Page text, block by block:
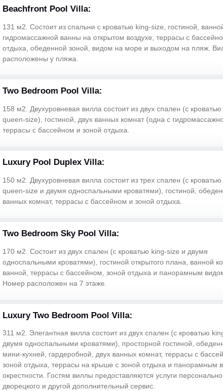
Beachfront Pool Villa:
131 м2. Состоит из спальни с кроватью king-size, гостиной,
гидромассажной ванны на открытом воздухе, террасы с
отдыха, обеденной зоной, видом на море и выходом на пляж.
расположены у пляжа.
Two Bedroom Pool Villa:
158 м2. Двухуровневая вилла состоит из двух спален (с
queen-size), гостиной, двух ванных комнат (одна с
террасы с бассейном и зоной отдыха.
Luxury Pool Duplex Villa:
150 м2. Двухуровневая вилла состоит из трех спален (с кроватью
queen-size и двумя односпальными кроватями), гостиной,
ванных комнат, террасы с бассейном и зоной отдыха.
Two Bedroom Sky Pool Villa:
170 м2. Состоит из двух спален (с кроватью king-size и двумя
односпальными кроватями), гостиной открытого плана, ванной
ванной, террасы с бассейном, зоной отдыха и панорамным
Номер расположен на 7 этаже.
Luxury Two Bedroom Pool Villa:
311 м2. Элегантная вилла состоит из двух спален (с кроватью
двумя односпальными кроватями), просторной гостиной,
мини-кухней, гардеробной, двух ванных комнат, террасы с
зоной отдыха, террасы на крыше с зоной отдыха и панорамным
окрестности. Гостям виллы предоставляются услуги
дворецкого и другой дополнительный сервис.